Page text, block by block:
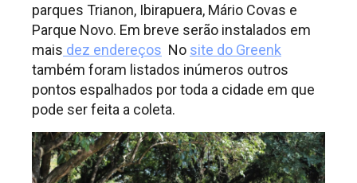
parques Trianon, Ibirapuera, Mário Covas e
Parque Novo. Em breve serão instalados em
mais dez endereços No site do Greenk
também foram listados inúmeros outros
pontos espalhados por toda a cidade em que
pode ser feita a coleta.